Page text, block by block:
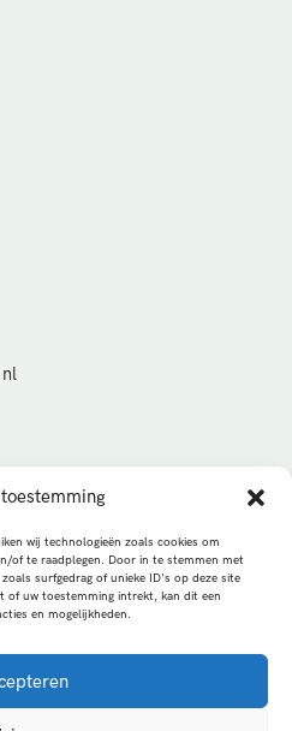
wij technologieën zoals cookies om
of te raadplegen. Door in te stemmen met
surfgedrag of unieke ID's op deze site
of uw toestemming intrekt, kan dit een
en mogelijkheden.
V&VN worden gefinancierd
ministerie van Volksgezondheid,
door ZonMw.